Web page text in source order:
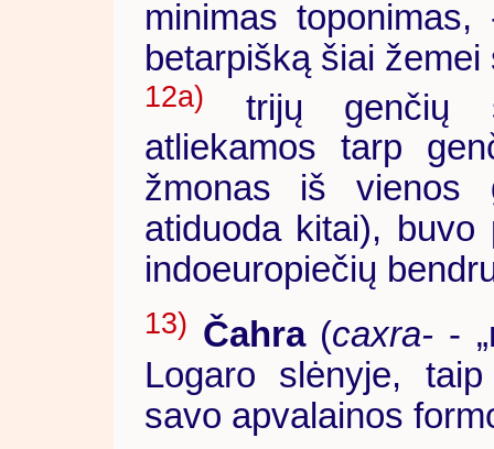
minimas
betarpišką šiai
12a)
trijų genčių
atliekamos tarp
žmonas iš vienos
atiduoda kitai), buvo
indoeuropiečių
13) Čahra(caxra- -
Logaro slėnyje,
savo apvalainos